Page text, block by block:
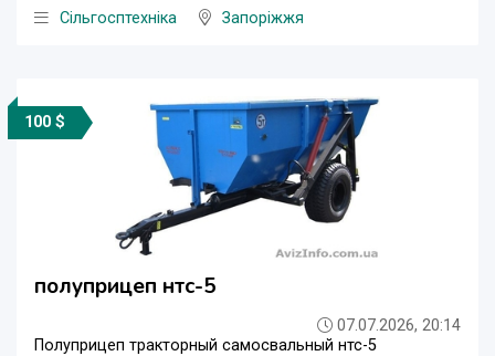
Сільгосптехніка
Запоріжжя
100 $
полуприцеп нтс-5
07.07.2026, 20:14
Полуприцеп тракторный самосвальный нтс-5